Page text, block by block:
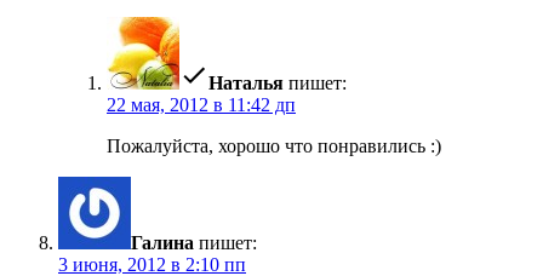
Наталья пишет:
22 мая, 2012 в 11:42 дп
Пожалуйста, хорошо что понравились :)
Галина пишет:
3 июня, 2012 в 2:10 пп